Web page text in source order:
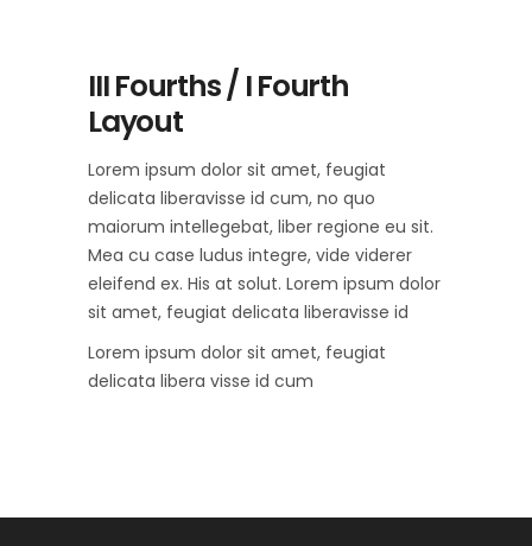
III Fourths / I Fourth
Layout
Lorem ipsum dolor sit amet, feugiat
delicata liberavisse id cum, no quo
maiorum intellegebat, liber regione eu sit.
Mea cu case ludus integre, vide viderer
eleifend ex. His at solut. Lorem ipsum dolor
sit amet, feugiat delicata liberavisse id
Lorem ipsum dolor sit amet, feugiat
delicata libera visse id cum